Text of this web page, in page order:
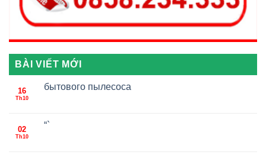
BÀI VIẾT MỚI
16
Th10
бытового пылесоса
02
Th10
“`